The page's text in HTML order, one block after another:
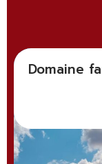
Domaine